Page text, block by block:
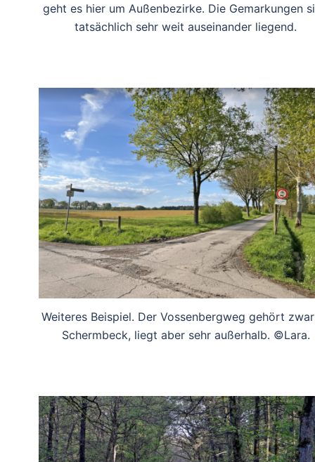
geht es hier um Außenbezirke. Die Gemarkungen
tatsächlich sehr weit auseinander liegend.
Weiteres Beispiel. Der Vossenbergweg gehört
Schermbeck, liegt aber sehr außerhalb. ©Lara.